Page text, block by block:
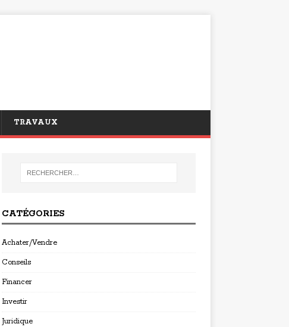
TRAVAUX
CATÉGORIES
Achater/Vendre
Conseils
Financer
Investir
Juridique